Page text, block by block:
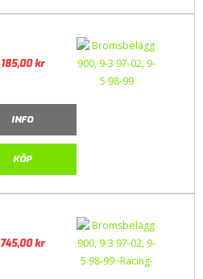
185,00kr
INFO
KÖP
745,00kr